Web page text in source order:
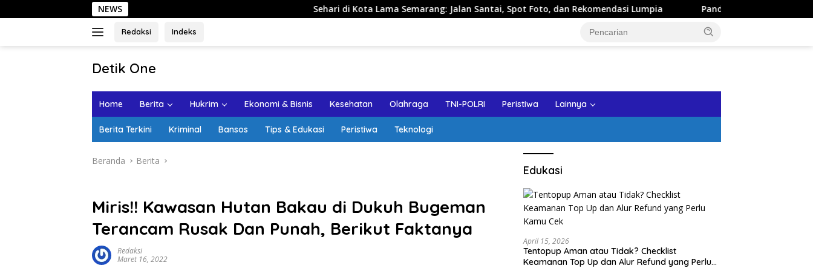
ke
NEWS Sehari di Kota Lama Semarang: Jalan Santai, Spot Foto, dan Rekomendasi Lumpia Panduan Wisata Keluarga ke Kota Batu:
Redaksi Indeks
Detik One
Ungkap
Home Berita Hukrim Ekonomi & Bisnis Kesehatan Olahraga TNI-POLRI Peristiwa Lainnya
Berita Terkini Kriminal Bansos Tips & Edukasi Peristiwa Teknologi
Beranda Berita
Miris!! Kawasan Hutan Bakau di Dukuh Bugeman
Terancam Rusak Dan Punah, Berikut Faktanya
Redaksi
Maret 16, 2022
Edukasi
April 15, 2026
Tentopup Aman atau Tidak? Checklist
Keamanan Top Up dan Alur Refund yang Perlu